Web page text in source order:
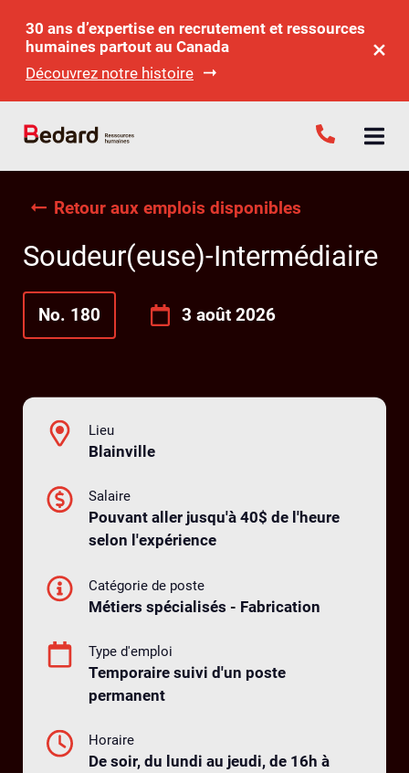
30 ans d’expertise en recrutement et ressources
humaines partout au Canada
Découvrez notre histoire
Retour aux emplois disponibles
Soudeur(euse)-Intermédiaire
No. 180 3 août 2026
Lieu
Blainville
Salaire
Pouvant aller jusqu'à 40$ de l'heure
selon l'expérience
Catégorie de poste
Métiers spécialisés - Fabrication
Type d'emploi
Temporaire suivi d'un poste
permanent
Horaire
De soir, du lundi au jeudi, de 16h à